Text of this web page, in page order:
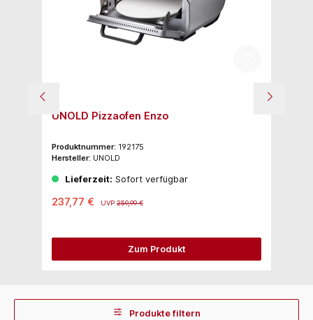
UNOLD Pizzaofen Enzo
Produktnummer: 192175
Hersteller: UNOLD
Lieferzeit: Sofort verfügbar
237,77 € UVP259,99 €
Zum Produkt
Produkte filtern